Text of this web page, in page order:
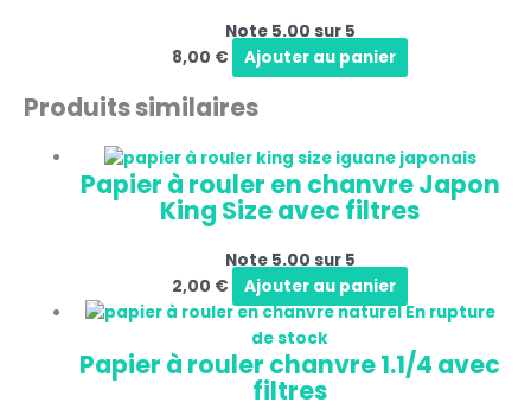
Note 5.00 sur 5
8,00 € Ajouter au panier
Produits similaires
Papier à rouler en chanvre Japon
King Size avec filtres
Note 5.00 sur 5
2,00 €
Ajouter au panier
En rupture
de stock
Papier à rouler chanvre 1.1/4 avec
filtres